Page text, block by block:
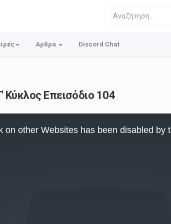
Αρθρα Discord Chat
Κύκλος Επεισόδιο 104
on other Websites has been disabled by